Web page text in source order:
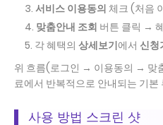
서비스 이용동의 체크 (처음
맞춤안내 조회 버튼 클릭 →
각 혜택의 상세보기에서 신청
위 흐름(로그인 → 이용동의 → 맞
료에서 반복적으로 안내되는 기본
사용 방법 스크린 샷